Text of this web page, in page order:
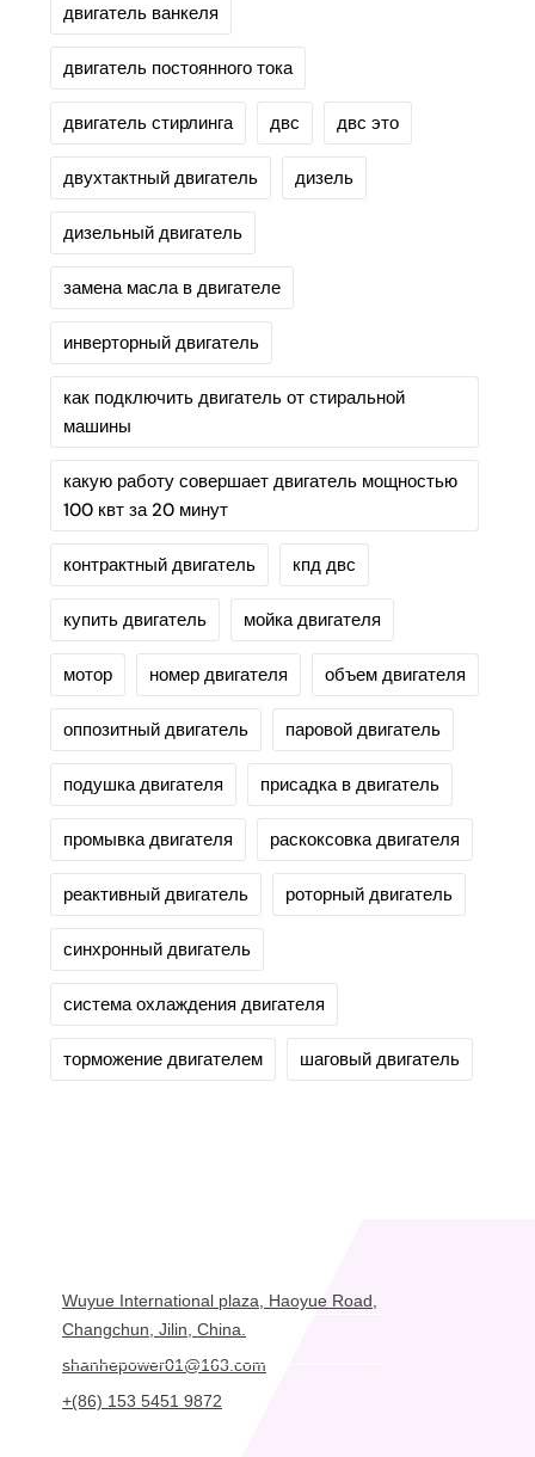
двигатель ванкеля
двигатель постоянного тока
двигатель стирлинга двс двс это
двухтактный двигатель дизель
дизельный двигатель
замена масла в двигателе
инверторный двигатель
как подключить двигатель от стиральной
машины
какую работу совершает двигатель мощностью
100 квт за 20 минут
контрактный двигатель кпд двс
купить двигатель мойка двигателя
мотор номер двигателя объем двигателя
оппозитный двигатель паровой двигатель
подушка двигателя присадка в двигатель
промывка двигателя раскоксовка двигателя
реактивный двигатель роторный двигатель
синхронный двигатель
система охлаждения двигателя
торможение двигателем шаговый двигатель
Wuyue International plaza, Haoyue Road,
Changchun, Jilin, China.
shanhepower01@163.com
+(86) 153 5451 9872